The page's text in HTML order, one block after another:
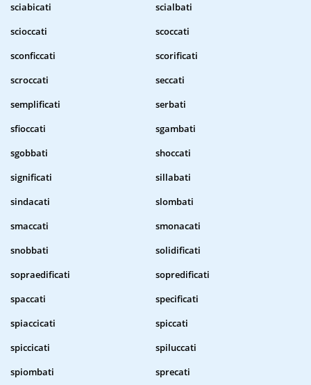
sciabicati
scialbati
scioccati
scoccati
sconficcati
scorificati
scroccati
seccati
semplificati
serbati
sfioccati
sgambati
sgobbati
shoccati
significati
sillabati
sindacati
slombati
smaccati
smonacati
snobbati
solidificati
sopraedificati
sopredificati
spaccati
specificati
spiaccicati
spiccati
spiccicati
spiluccati
spiombati
sprecati